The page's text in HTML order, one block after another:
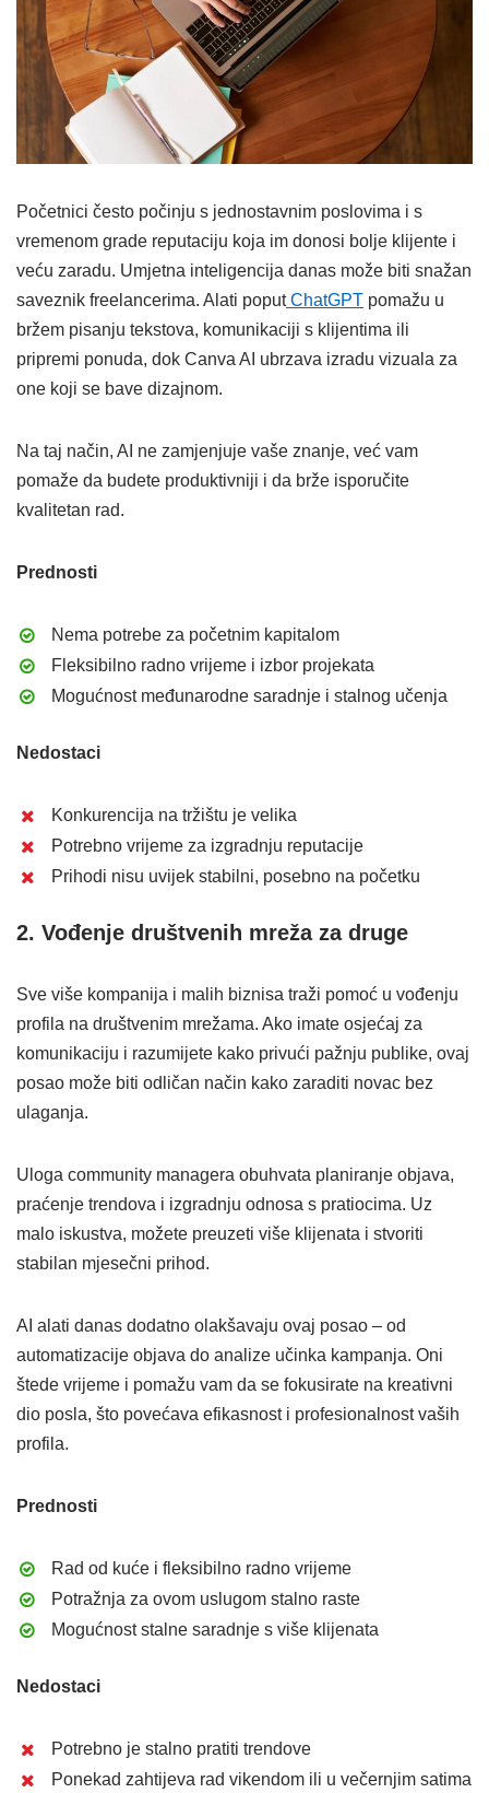
Početnici često počinju s jednostavnim poslovima i s
vremenom grade reputaciju koja im donosi bolje klijente i
veću zaradu. Umjetna inteligencija danas može biti snažan
saveznik freelancerima. Alati poputChatGPT pomažu u
bržem pisanju tekstova, komunikaciji s klijentima ili
pripremi ponuda, dok Canva AI ubrzava izradu vizuala za
one koji se bave dizajnom.
Na taj način, AI ne zamjenjuje vaše znanje, već vam
pomaže da budete produktivniji i da brže isporučite
kvalitetan rad.
Prednosti
Nema potrebe za početnim kapitalom
Fleksibilno radno vrijeme i izbor projekata
Mogućnost međunarodne saradnje i stalnog učenja
Nedostaci
Konkurencija na tržištu je velika
Potrebno vrijeme za izgradnju reputacije
Prihodi nisu uvijek stabilni, posebno na početku
2. Vođenje društvenih mreža za druge
Sve više kompanija i malih biznisa traži pomoć u vođenju
profila na društvenim mrežama. Ako imate osjećaj za
komunikaciju i razumijete kako privući pažnju publike, ovaj
posao može biti odličan način kako zaraditi novac bez
ulaganja.
Uloga community managera obuhvata planiranje objava,
praćenje trendova i izgradnju odnosa s pratiocima. Uz
malo iskustva, možete preuzeti više klijenata i stvoriti
stabilan mjesečni prihod.
AI alati danas dodatno olakšavaju ovaj posao – od
automatizacije objava do analize učinka kampanja. Oni
štede vrijeme i pomažu vam da se fokusirate na kreativni
dio posla, što povećava efikasnost i profesionalnost vaših
profila.
Prednosti
Rad od kuće i fleksibilno radno vrijeme
Potražnja za ovom uslugom stalno raste
Mogućnost stalne saradnje s više klijenata
Nedostaci
Potrebno je stalno pratiti trendove
Ponekad zahtijeva rad vikendom ili u večernjim satima